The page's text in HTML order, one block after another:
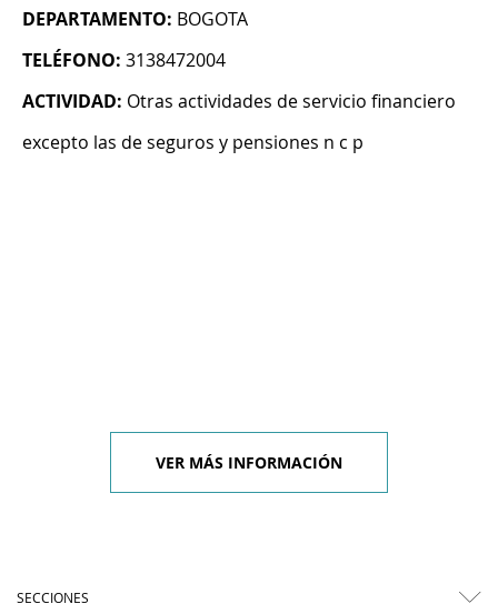
DEPARTAMENTO: BOGOTA
TELÉFONO: 3138472004
ACTIVIDAD: Otras actividades de servicio financiero
excepto las de seguros y pensiones n c p
VER MÁS INFORMACIÓN
SECCIONES